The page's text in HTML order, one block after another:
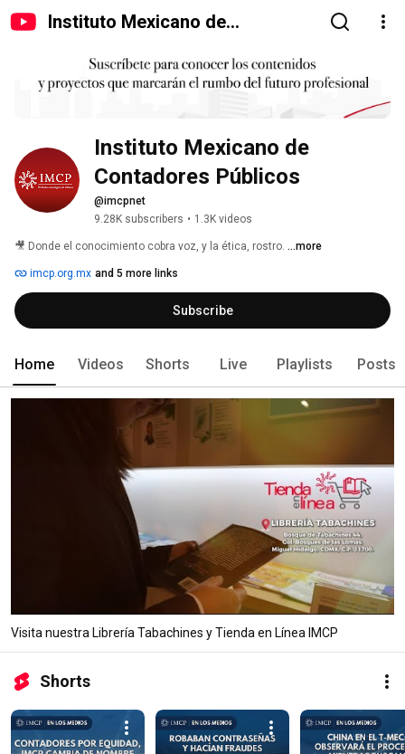
Instituto Mexicano de
Instituto Mexicano de
Contadores Públicos
@imcpnet
9.28K subscribers • 1.3K videos
🎥 Donde el conocimiento cobra voz, y la ética, rostro. ...more
imcp.org.mx and 5 more links
Subscribe
Home Videos Shorts Live Playlists Posts
Visita nuestra Librería Tabachines y Tienda en Línea IMCP
Shorts